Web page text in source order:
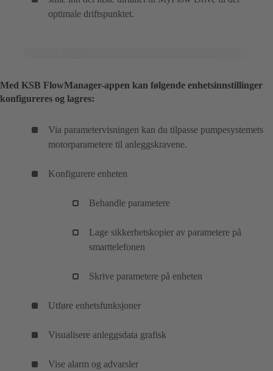
optimale driftspunktet.
Med KSB FlowManager-appen kan følgende enhetsinnstillinger
konfigureres og lagres:
Via parametervisningen kan du tilpasse pumpesystemets
motorparametere til anleggskravene.
Konfigurere enheten
Behandle parametere
Lage sikkerhetskopier av parametere på
smarttelefonen
Skrive parametere på enheten
Utføre enhetsfunksjoner
Visualisere anleggsdata grafisk
Vise alarm og advarsler